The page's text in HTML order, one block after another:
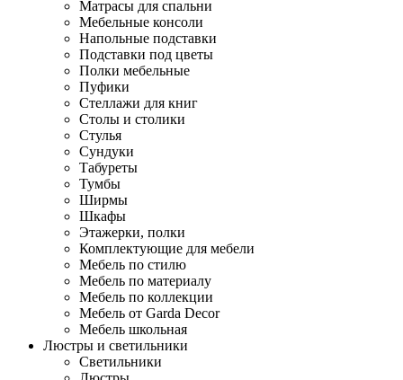
Матрасы для спальни
Мебельные консоли
Напольные подставки
Подставки под цветы
Полки мебельные
Пуфики
Стеллажи для книг
Столы и столики
Стулья
Сундуки
Табуреты
Тумбы
Ширмы
Шкафы
Этажерки, полки
Комплектующие для мебели
Мебель по стилю
Мебель по материалу
Мебель по коллекции
Мебель от Garda Decor
Мебель школьная
Люстры и светильники
Светильники